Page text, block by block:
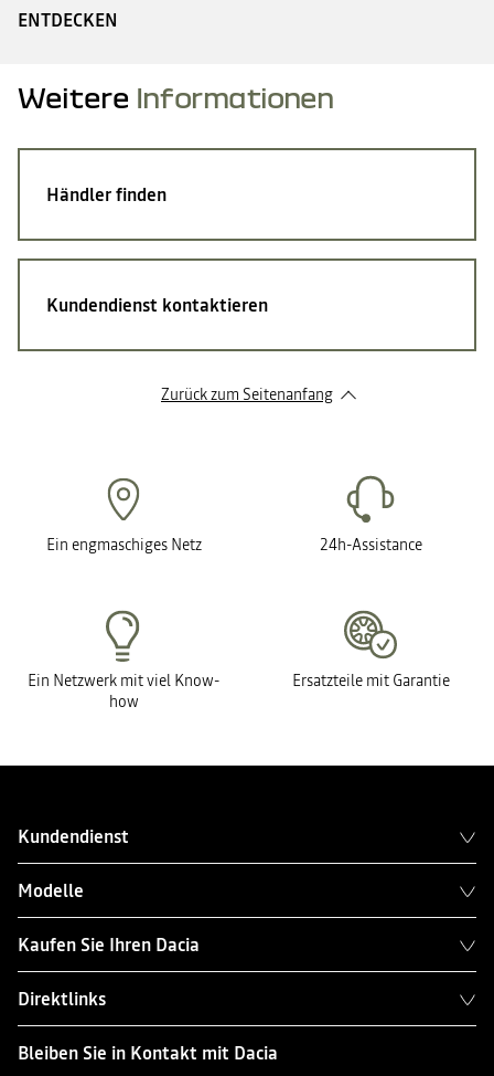
ENTDECKEN
Weitere Informationen
Händler finden
Kundendienst kontaktieren
Zurück zum Seitenanfang
Ein engmaschiges Netz 24h-Assistance
Ein Netzwerk mit viel Know-
how
Ersatzteile mit Garantie
Kundendienst
Modelle
Kaufen Sie Ihren Dacia
Direktlinks
Bleiben Sie in Kontakt mit Dacia